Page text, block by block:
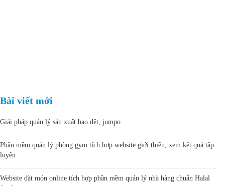
Bài viết mới
Giải pháp quản lý sản xuất bao dệt, jumpo
Phần mềm quản lý phòng gym tích hợp website giới thiệu, xem kết quả tập
luyện
Website đặt món online tích hợp phần mềm quản lý nhà hàng chuẩn Halal